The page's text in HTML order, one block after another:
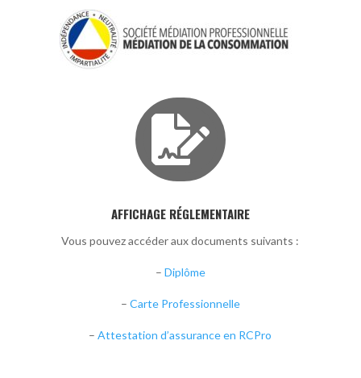

AFFICHAGE RÉGLEMENTAIRE
Vous pouvez accéder aux documents suivants :
– Diplôme
– Carte Professionnelle
–Attestation d’assurance en RCPro